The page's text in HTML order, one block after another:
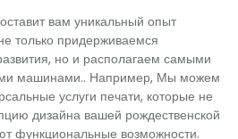
вам уникальный опыт
только придерживаемся
но и располагаем самыми
машинами.. Например, Мы можем
услуги печати, которые не
дизайна вашей рождественской
функциональные возможности.